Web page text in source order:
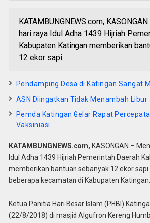
KATAMBUNGNEWS.com,
hari raya Idul Adha 1439 Hijriah
Kabupaten Katingan memberikan
12 ekor sapi
Pendamping Desa di Katingan Sangat
ASN Diingatkan Tidak Menambah Libur
Pemda Katingan Gelar Rapat
Vaksiniasi
KATAMBUNGNEWS.com, KASONGAN –
Idul Adha 1439 Hijriah Pemerintah Daerah
memberikan bantuan sebanyak 12 ekor sapi
beberapa kecamatan di Kabupaten Katingan.
Ketua Panitia Hari Besar Islam (PHBI)
(22/8/2018) di masjid Algufron Kereng